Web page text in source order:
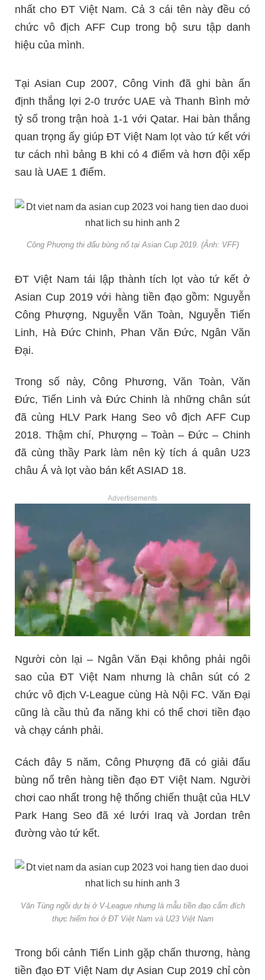
nhất cho ĐT Việt Nam. Cả 3 cái tên này đều có
chức vô địch AFF Cup trong bộ sưu tập danh
hiệu của mình.
Tại Asian Cup 2007, Công Vinh đã ghi bàn ấn
định thắng lợi 2-0 trước UAE và Thanh Bình mở
tỷ số trong trận hoà 1-1 với Qatar. Hai bàn thắng
quan trọng ấy giúp ĐT Việt Nam lọt vào tứ kết với
tư cách nhì bảng B khi có 4 điểm và hơn đội xếp
sau là UAE 1 điểm.
Công Phượng thi đấu bùng nổ tại Asian Cup 2019. (Ảnh: VFF)
ĐT Việt Nam tái lập thành tích lọt vào tứ kết ở
Asian Cup 2019 với hàng tiền đạo gồm: Nguyễn
Công Phượng, Nguyễn Văn Toàn, Nguyễn Tiến
Linh, Hà Đức Chinh, Phan Văn Đức, Ngân Văn
Đại.
Trong số này, Công Phương, Văn Toàn, Văn
Đức, Tiến Linh và Đức Chinh là những chân sút
đã cùng HLV Park Hang Seo vô địch AFF Cup
2018. Thậm chí, Phượng – Toàn – Đức – Chinh
đã cùng thầy Park làm nên kỳ tích á quân U23
châu Á và lọt vào bán kết ASIAD 18.
Advertisements
Người còn lại – Ngân Văn Đại không phải ngôi
sao của ĐT Việt Nam nhưng là chân sút có 2
chức vô địch V-League cùng Hà Nội FC. Văn Đại
cũng là cầu thủ đa năng khi có thể chơi tiền đạo
và chạy cánh phải.
Cách đây 5 năm, Công Phượng đã có giải đấu
bùng nổ trên hàng tiền đạo ĐT Việt Nam. Người
chơi cao nhất trong hệ thống chiến thuật của HLV
Park Hang Seo đã xé lưới Iraq và Jordan trên
đường vào tứ kết.
Văn Tùng ngồi dự bị ở V-League nhưng là mẫu tiền đạo cắm đích
thực hiếm hoi ở ĐT Việt Nam và U23 Việt Nam
Trong bối cảnh Tiến Linh gặp chấn thương, hàng
tiền đạo ĐT Việt Nam dự Asian Cup 2019 chỉ còn